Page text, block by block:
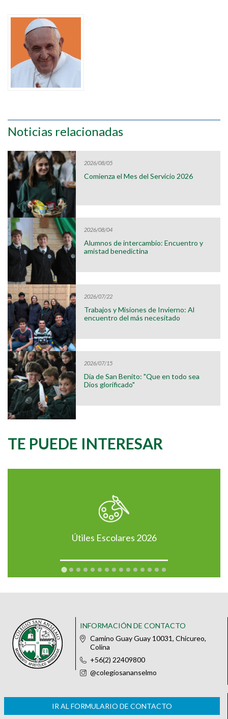
Noticias relacionadas
2026/08/05
Comienza el Mes del Servicio 2026
2026/08/04
Alumnos de intercambio: Encuentro y
amistad benedictina
2026/07/22
Trabajos y Misiones de Invierno: Al
encuentro del más necesitado
2026/07/15
Día de San Benito: "Que en todo sea
Dios glorificado"
TE PUEDE INTERESAR
Útiles Escolares 2026
INFORMACIÓN DE CONTACTO
Camino Guay Guay 10031, Chicureo,
Colina
+56(2) 22409800
@colegiosananselmo
IR AL FORMULARIO DE CONTACTO